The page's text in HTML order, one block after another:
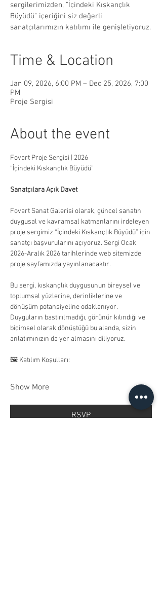
sergilerimizden, "İçindeki Kıskançlık
Büyüdü" içeriğini siz değerli
sanatçılarımızın katılımı ile genişletiyoruz.
Time & Location
Jan 09, 2026, 6:00 PM – Dec 25, 2026, 7:00
PM
Proje Sergisi
About the event
Fovart Proje Sergisi | 2026
“İçindeki Kıskançlık Büyüdü”
Sanatçılara Açık Davet
Fovart Sanat Galerisi olarak, güncel sanatın
duygusal ve kavramsal katmanlarını irdeleyen
proje sergimiz “İçindeki Kıskançlık Büyüdü” için
sanatçı başvurularını açıyoruz. Sergi Ocak
2026-Aralık 2026 tarihlerinde web sitemizde
proje sayfamızda yayınlanacaktır.
Bu sergi, kıskançlık duygusunun bireysel ve
toplumsal yüzlerine, derinliklerine ve
dönüşüm potansiyeline odaklanıyor.
Duyguların bastırılmadığı, görünür kılındığı ve
biçimsel olarak dönüştüğü bu alanda, sizin
anlatımınızın da yer almasını diliyoruz.
🖼 Katılım Koşulları:
Show More
RSVP